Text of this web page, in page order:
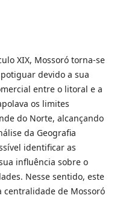
XIX, Mossoró torna-se
devido a sua
entre o litoral e a
os limites
do Norte, alcançando
da Geografia
identificar as
influência sobre o
Nesse sentido, este
de Mossoró